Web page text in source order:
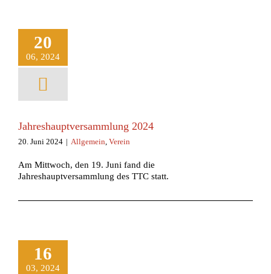
20
06, 2024
Jahreshauptversammlung 2024
20. Juni 2024 | Allgemein, Verein
Am Mittwoch, den 19. Juni fand die
Jahreshauptversammlung des TTC statt.
16
03, 2024